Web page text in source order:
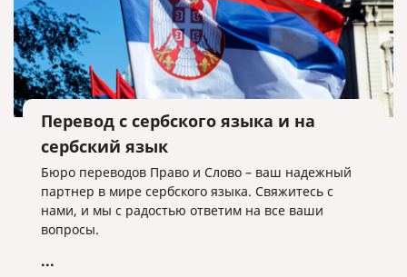
Перевод с сербского языка и на
сербский язык
Бюро переводов Право и Слово – ваш надежный
партнер в мире сербского языка. Свяжитесь с
нами, и мы с радостью ответим на все ваши
вопросы.
...